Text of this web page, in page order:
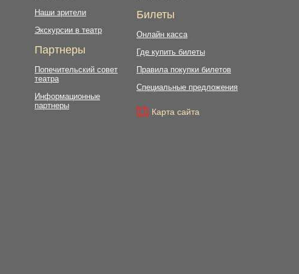
Наши зрители
Экскурсии в театр
Партнеры
Попечительский совет
театра
Информационные
партнеры
Билеты
Онлайн касса
Где купить билеты
Правила покупки билетов
Специальные предложения
Карта сайта